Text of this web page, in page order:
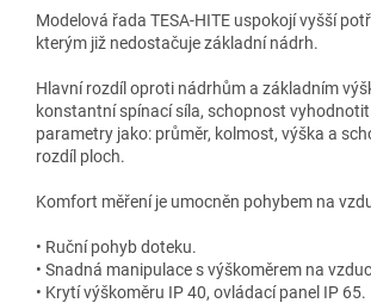
Modelová řada TESA-HITE uspokojí vyšší
kterým již nedostačuje základní nádrh.
Hlavní rozdíl oproti nádrhům a základním
konstantní spínací síla, schopnost
parametry jako: průměr, kolmost, výška a
rozdíl ploch.
Komfort měření je umocněn pohybem na
• Ruční pohyb doteku.
• Snadná manipulace s výškoměrem na
• Krytí výškoměru IP 40, ovládací panel IP 65.